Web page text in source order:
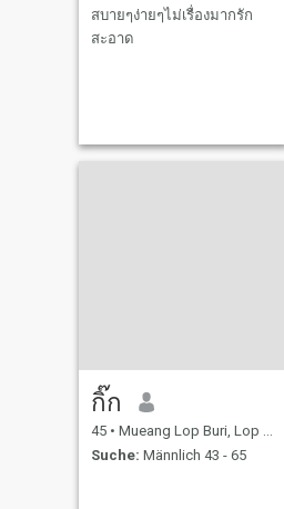
สบายๆง่ายๆไม่เรื่องมากรัก
สะอาด
กิ๊ก
45 • Mueang Lop Buri, Lop Buri, Thailand
Suche: Männlich 43 - 65